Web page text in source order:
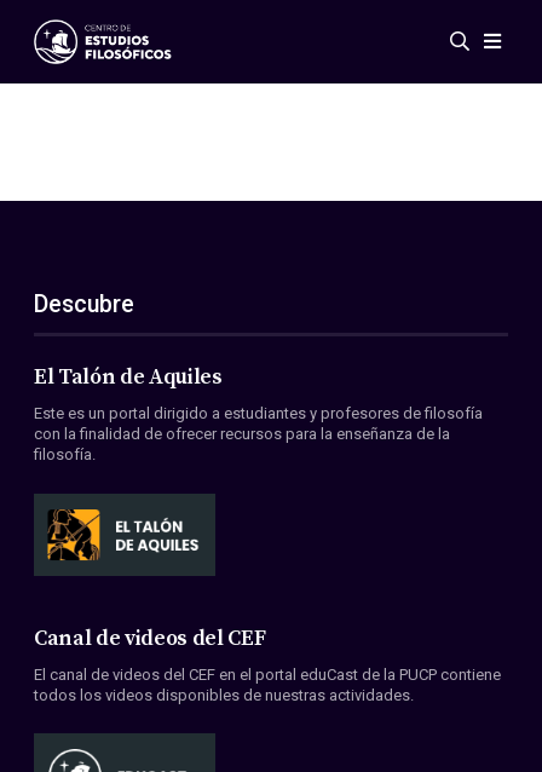
Eventos
ES
EN
Acerca de nosotros
Miembros
Convenios
Descubre
El Talón de Aquiles
Este es un portal dirigido a estudiantes y profesores de filosofía
con la finalidad de ofrecer recursos para la enseñanza de la
filosofía.
Canal de videos del CEF
El canal de videos del CEF en el portal eduCast de la PUCP contiene
todos los videos disponibles de nuestras actividades.